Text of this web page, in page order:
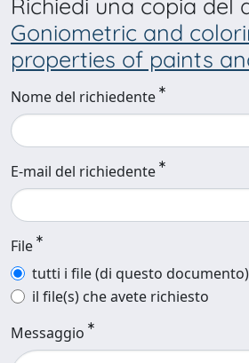
Richiedi una copia del
Goniometric and
properties of paints
Nome del richiedente
E-mail del richiedente
File
tutti i file (di questo
il file(s) che avete richiesto
Messaggio